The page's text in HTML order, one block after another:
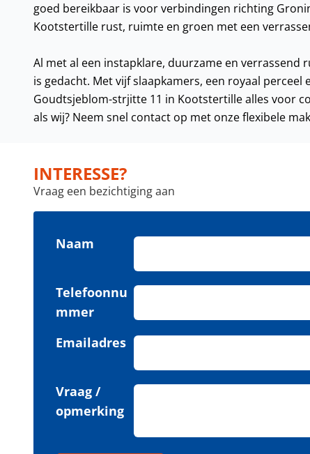
goed bereikbaar is voor verbindingen richting
Kootstertille rust, ruimte en groen met een
Al met al een instapklare, duurzame en verrassend
is gedacht. Met vijf slaapkamers, een royaal
Goudtsjeblom-strjitte 11 in Kootstertille alles voor
als wij? Neem snel contact op met onze flexibele
INTERESSE?
Vraag een bezichtiging aan
Naam
Telefoonnu
mmer
Emailadres
Vraag /
opmerking